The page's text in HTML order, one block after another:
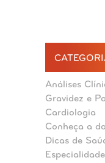
Análises
Gravidez e
Cardiologia
Conheça a
Dicas de